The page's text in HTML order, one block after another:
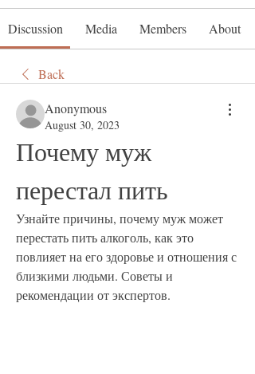
Discussion Media Members About
Back
Anonymous
August 30, 2023
Почему муж
перестал пить
Узнайте причины, почему муж может
перестать пить алкоголь, как это
повлияет на его здоровье и отношения с
близкими людьми. Советы и
рекомендации от экспертов.